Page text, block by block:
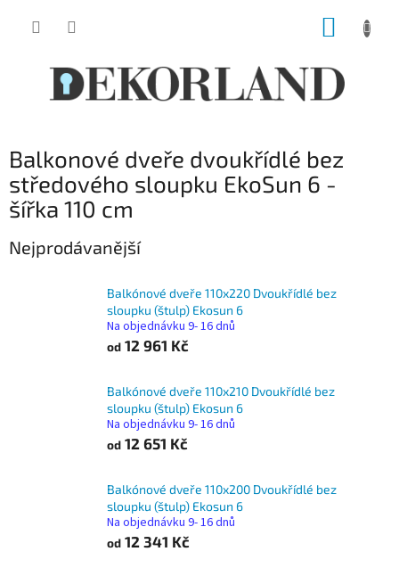
Balkonové dveře dvoukřídlé bez
středového sloupku EkoSun 6 -
šířka 110 cm
Nejprodávanější
Balkónové dveře 110x220 Dvoukřídlé bez
sloupku (štulp) Ekosun 6
Na objednávku 9- 16 dnů
od 12 961 Kč
Balkónové dveře 110x210 Dvoukřídlé bez
sloupku (štulp) Ekosun 6
Na objednávku 9- 16 dnů
od 12 651 Kč
Balkónové dveře 110x200 Dvoukřídlé bez
sloupku (štulp) Ekosun 6
Na objednávku 9- 16 dnů
od 12 341 Kč